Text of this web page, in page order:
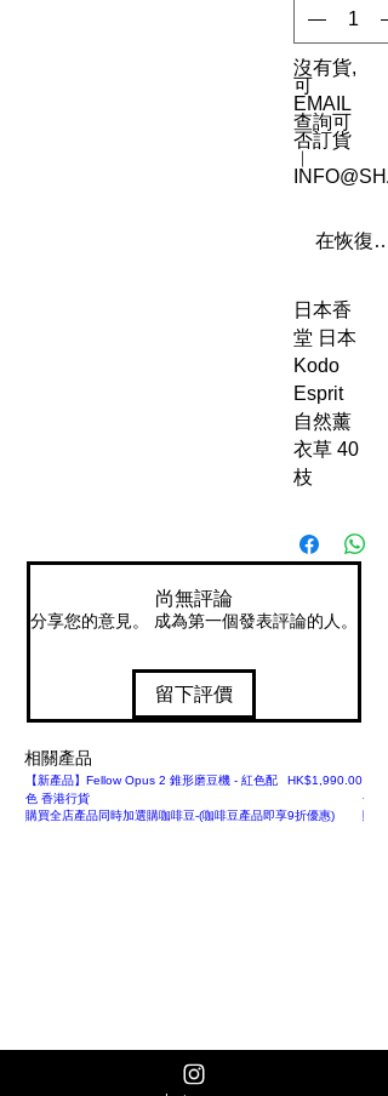
沒有貨,
可
EMAIL
查詢可
否訂貨
︳
在恢復
日本香
堂 日本
Kodo
Esprit
自然薰
衣草 40
枝
尚無評論
分享您的意見。 成為第一個發表評論的人。
留下評價
相關產品
【新產品】Fellow Opus 2 錐形磨豆機 - 紅色配
色 香港行貨
價格
HK$1,990.00
購買全店產品同時加選購咖啡豆-(咖啡豆產品即享9折優惠)
色
購